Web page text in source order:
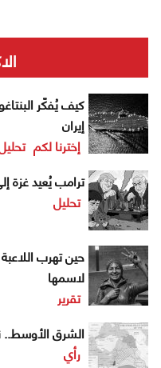
كيف يُفكّر
إيران
إخترنا لكم
ترامب يُعيد غزة
تحليل
حين تهرب
لاسمها
تقرير
الشرق الأوسط..
رأي